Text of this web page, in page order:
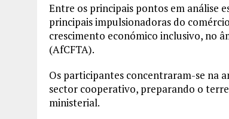
Entre os principais pontos em análise
principais impulsionadoras do
crescimento económico inclusivo, no
(AfCFTA).
Os participantes concentraram-se na
sector cooperativo, preparando o
ministerial.